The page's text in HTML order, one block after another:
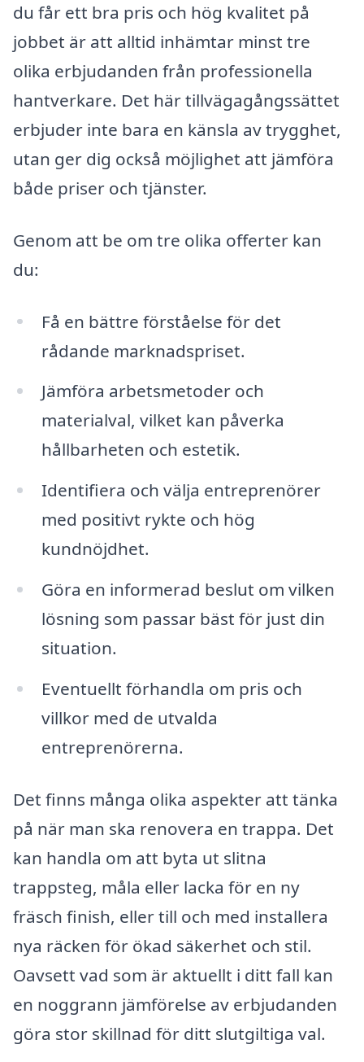
du får ett bra pris och hög kvalitet på
jobbet är att alltid inhämtar minst tre
olika erbjudanden från professionella
hantverkare. Det här tillvägagångssättet
erbjuder inte bara en känsla av trygghet,
utan ger dig också möjlighet att jämföra
både priser och tjänster.
Genom att be om tre olika offerter kan
du:
Få en bättre förståelse för det
rådande marknadspriset.
Jämföra arbetsmetoder och
materialval, vilket kan påverka
hållbarheten och estetik.
Identifiera och välja entreprenörer
med positivt rykte och hög
kundnöjdhet.
Göra en informerad beslut om vilken
lösning som passar bäst för just din
situation.
Eventuellt förhandla om pris och
villkor med de utvalda
entreprenörerna.
Det finns många olika aspekter att tänka
på när man ska renovera en trappa. Det
kan handla om att byta ut slitna
trappsteg, måla eller lacka för en ny
fräsch finish, eller till och med installera
nya räcken för ökad säkerhet och stil.
Oavsett vad som är aktuellt i ditt fall kan
en noggrann jämförelse av erbjudanden
göra stor skillnad för ditt slutgiltiga val.